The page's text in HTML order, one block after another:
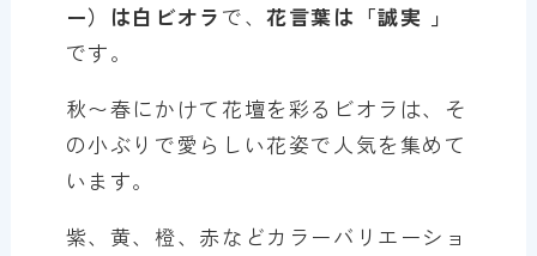
ー）は白ビオラ で、花言葉は「誠実 」
です。
秋〜春にかけて花壇を彩るビオラは、そ
の小ぶりで愛らしい花姿で人気を集めて
います。
紫、黄、橙、赤などカラーバリエーショ